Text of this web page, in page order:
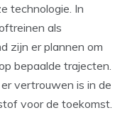
technologie. In
als
zijn er plannen om
bepaalde trajecten.
vertrouwen is in de
voor de toekomst.